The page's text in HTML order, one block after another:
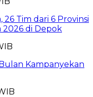
Tim dari 6 Provinsi
2026 di Depok
Kampanyekan